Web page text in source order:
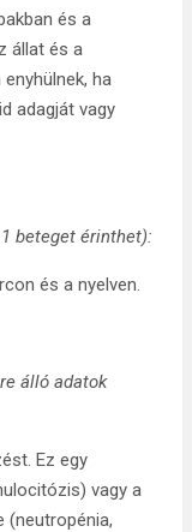
és a
állat és a
ha
adagját vagy
beteget érinthet):
és a nyelven.
álló adatok
Ez egy
vagy a
(neutropénia,